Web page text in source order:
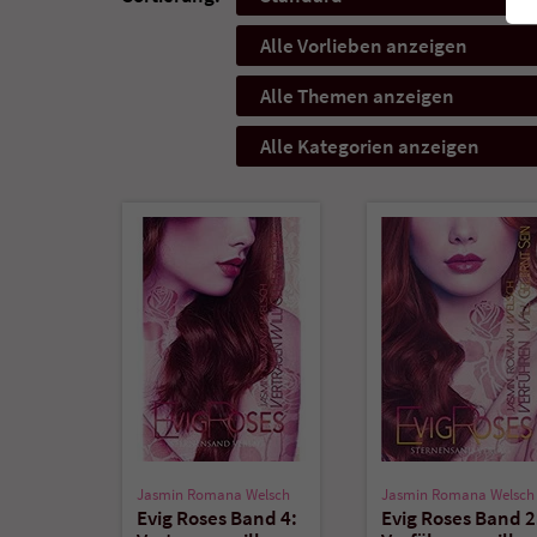
Alle Vorlieben anzeigen
Alle Themen anzeigen
Alle Kategorien anzeigen
Jasmin Romana Welsch
Evig Roses Band 4:
Jasmin Romana Welsch
Evig Roses Band